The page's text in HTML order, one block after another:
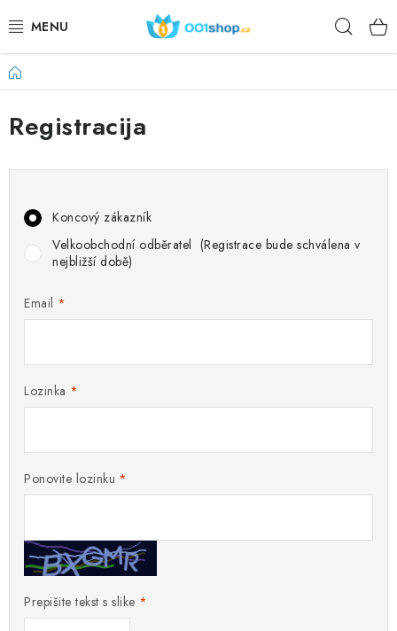
na
DOPLŇKY STRAVY
KOZMETIKA
SPORT
PREHRAMBENI PROIZVODI
TEME
AKCIJSKI
PORADNA
Jak nakupovat
Obchodní podmínky
Natural Health Store
Rječnik pojmova
Moja narudžba
Početna
Registracija
Koncový zákazník
Velkoobchodní odběratel (Registrace bude schválena v
nejbližší době)
Email
Lozinka
Ponovite lozinku
Prepišite tekst s slike